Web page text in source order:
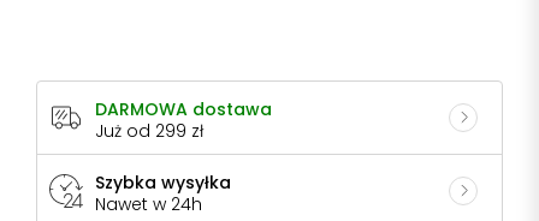
DARMOWA dostawa
Już od 299 zł
Szybka wysyłka
Nawet w 24h